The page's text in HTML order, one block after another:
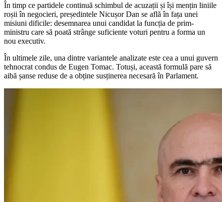
În timp ce partidele continuă schimbul de acuzații și își mențin liniile
roșii în negocieri, președintele Nicușor Dan se află în fața unei
misiuni dificile: desemnarea unui candidat la funcția de prim-
ministru care să poată strânge suficiente voturi pentru a forma un
nou executiv.
În ultimele zile, una dintre variantele analizate este cea a unui guvern
tehnocrat condus de Eugen Tomac. Totuși, această formulă pare să
aibă șanse reduse de a obține susținerea necesară în Parlament.